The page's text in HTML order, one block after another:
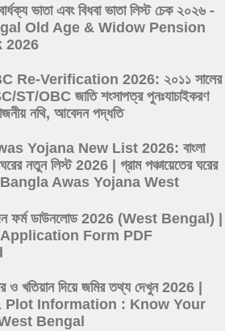
ভাতা এবং বিধবা ভাতা লিস্ট চেক ২০২৬ -
Old Age & Widow Pension
2026
Re-Verification 2026: ২০১১ সালের
ST/OBC জাতি শংসাপত্র পুনঃযাচাইকরণ
নথি, আবেদন পদ্ধতি
Yojana New List 2026: বাংলা
নতুন লিস্ট 2026 | গ্রাম পঞ্চায়েতের ঘরের
| Bangla Awas Yojana West
ফর্ম ডাউনলোড 2026 (West Bengal) |
Form PDF
ও খতিয়ান দিয়ে জমির তথ্য দেখুন 2026 |
Plot Information : Know Your
Bengal